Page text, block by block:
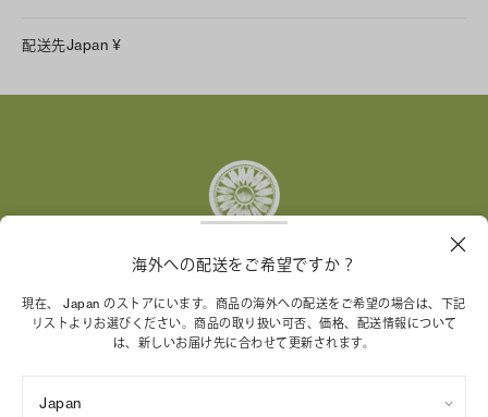
Facebook
配送先Japan ¥
トリー バーチ財団は、女性起業家が持続可能な企業を築
くことを支援しています。
海外への配送をご希望ですか？
現在、 Japan のストアにいます。商品の海外への配送をご希望の場合は、下記
リストよりお選びください。商品の取り扱い可否、価格、配送情報について
は、新しいお届け先に合わせて更新されます。
Japan